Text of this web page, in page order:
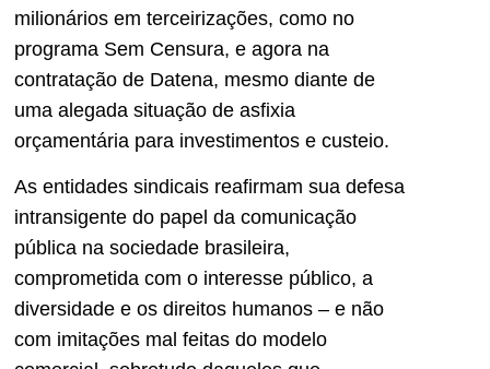
milionários em terceirizações, como no
programa Sem Censura, e agora na
contratação de Datena, mesmo diante de
uma alegada situação de asfixia
orçamentária para investimentos e custeio.
As entidades sindicais reafirmam sua defesa
intransigente do papel da comunicação
pública na sociedade brasileira,
comprometida com o interesse público, a
diversidade e os direitos humanos – e não
com imitações mal feitas do modelo